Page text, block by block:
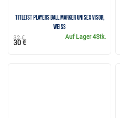
Titleist Players Ball Marker Unisex Visor,
Weiss
Auf Lager4Stk.
32 €
30 €